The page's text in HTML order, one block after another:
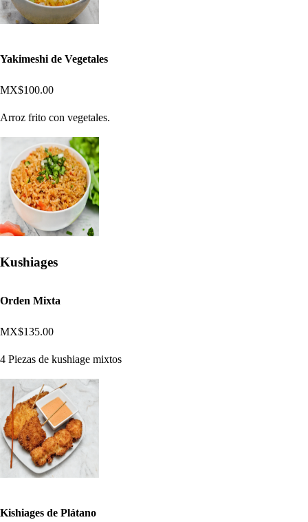
Yakimeshi de Vegetales
MX$100.00
Arroz frito con vegetales.
Kushiages
Orden Mixta
MX$135.00
4 Piezas de kushiage mixtos
Kishiages de Plátano